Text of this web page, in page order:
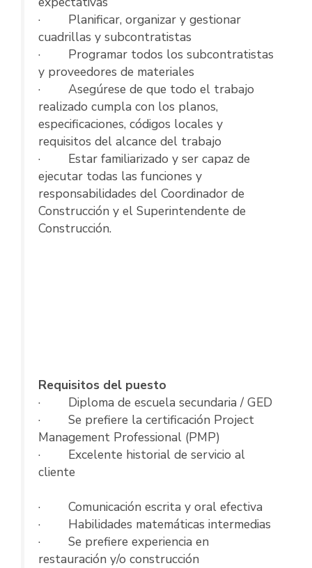
· Planificar, organizar y gestionar
cuadrillas y subcontratistas
· Programar todos los subcontratistas
y proveedores de materiales
· Asegúrese de que todo el trabajo
realizado cumpla con los planos,
especificaciones, códigos locales y
requisitos del alcance del trabajo
· Estar familiarizado y ser capaz de
ejecutar todas las funciones y
responsabilidades del Coordinador de
Construcción y el Superintendente de
Construcción.
Requisitos del puesto
· Diploma de escuela secundaria / GED
· Se prefiere la certificación Project
Management Professional (PMP)
· Excelente historial de servicio al
cliente
· Comunicación escrita y oral efectiva
· Habilidades matemáticas intermedias
· Se prefiere experiencia en
restauración y/o construcción